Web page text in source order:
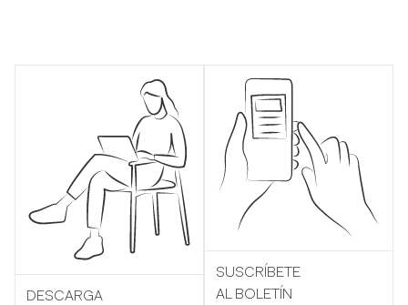
DESCARGA
SUSCRÍBETE
AL BOLETÍN